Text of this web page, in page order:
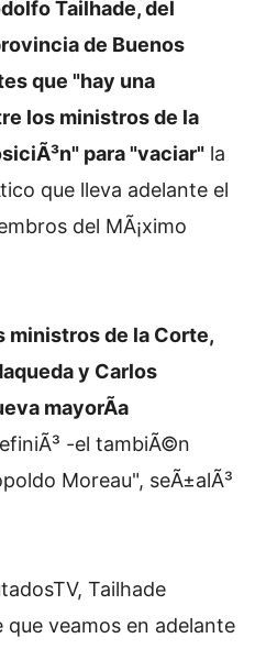
Tailhade, del
de Buenos
que "hay una
los ministros de la
para "vaciar" la
que lleva adelante el
del MÃ¡ximo
ministros de la Corte,
y Carlos
mayorÃ­a
-el tambiÃ©n
Moreau", seÃ±alÃ³
Tailhade
veamos en adelante